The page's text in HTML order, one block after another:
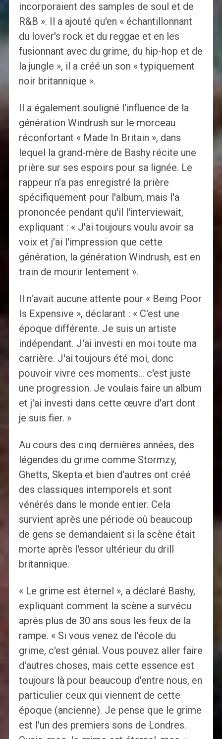
incorporaient des samples de soul et de
R&B ». Il a ajouté qu'en « échantillonnant
du lover's rock et du reggae et en les
fusionnant avec du grime, du hip-hop et de
la jungle », il a créé un son « typiquement
noir britannique ».
Il a également souligné l'influence de la
génération Windrush sur le morceau
réconfortant « Made In Britain », dans
lequel la grand-mère de Bashy récite une
prière sur ses espoirs pour sa lignée. Le
rappeur n'a pas enregistré la prière
spécifiquement pour l'album, mais l'a
prononcée pendant qu'il l'interviewait,
expliquant : « J'ai toujours voulu avoir sa
voix et j'ai l'impression que cette
génération, la génération Windrush, est en
train de mourir lentement ».
Il n'avait aucune attente pour « Being Poor
Is Expensive », déclarant : « C'est une
époque différente. Je suis un artiste
indépendant. J'ai investi en moi toute ma
carrière. J'ai toujours été moi, donc
pouvoir vivre ces moments… c'est juste
une progression. Je voulais faire un album
et j'ai investi dans cette œuvre d'art dont
je suis fier. »
Au cours des cinq dernières années, des
légendes du grime comme Stormzy,
Ghetts, Skepta et bien d'autres ont créé
des classiques intemporels et sont
vénérés dans le monde entier. Cela
survient après une période où beaucoup
de gens se demandaient si la scène était
morte après l'essor ultérieur du drill
britannique.
« Le grime est éternel », a déclaré Bashy,
expliquant comment la scène a survécu
après plus de 30 ans sous les feux de la
rampe. « Si vous venez de l'école du
grime, c'est génial. Vous pouvez aller faire
d'autres choses, mais cette essence est
toujours là pour beaucoup d'entre nous, en
particulier ceux qui viennent de cette
époque (ancienne). Je pense que le grime
est l'un des premiers sons de Londres.